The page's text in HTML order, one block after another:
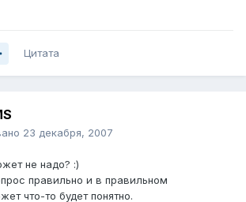
Цитата
23 декабря, 2007
не надо? :)
правильно и в правильном
что-то будет понятно.